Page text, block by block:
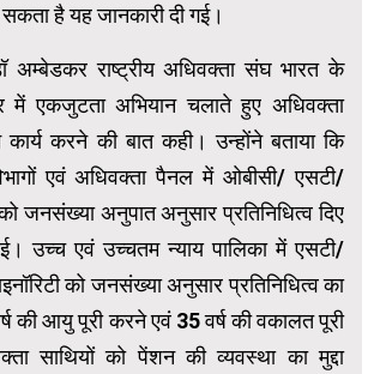
है यह जानकारी दी गई।
अम्बेडकर राष्ट्रीय अधिवक्ता संघ भारत के
में एकजुटता अभियान चलाते हुए अधिवक्ता
करने की बात कही। उन्होंने बताया कि
एवं अधिवक्ता पैनल में ओबीसी/ एसटी/
को जनसंख्या अनुपात अनुसार प्रतिनिधित्व दिए
उच्च एवं उच्चतम न्याय पालिका में एसटी/
को जनसंख्या अनुसार प्रतिनिधित्व का
की आयु पूरी करने एवं 35 वर्ष की वकालत पूरी
साथियों को पेंशन की व्यवस्था का मुद्दा